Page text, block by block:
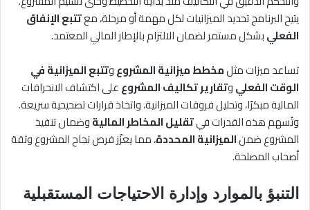
يتيح البرنامج تحديد الميزانيات لكل مهمة أو مرحلة، معتتبع الإنفاق
الفعليبشكل مستمر لضمان الالتزام بالإطار المالي المعتمد.
تساعد ميزات مثلمخطط ميزانية المشروعوتتبع الميزانية في
الوقت الفعليوتقارير تكاليف المشروععلى اكتشاف الانحرافات
المالية مبكرًا، وتحليل فروقات الميزانية، واتخاذ قرارات تصحيحية سريعة.
وتُسهم هذه القدرات فيتقليل المخاطر الماليةوضمان تنفيذ
المشروع ضمنالميزانية المحددة، مما يعزّز فرص نجاح المشروع وثقة
أصحاب المصلحة.
التنبؤ بالموارد وإدارة الاحتياجات المستقبلية